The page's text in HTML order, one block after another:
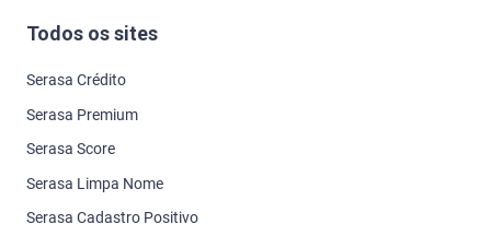
Todos os sites
Serasa Crédito
Serasa Premium
Serasa Score
Serasa Limpa Nome
Serasa Cadastro Positivo